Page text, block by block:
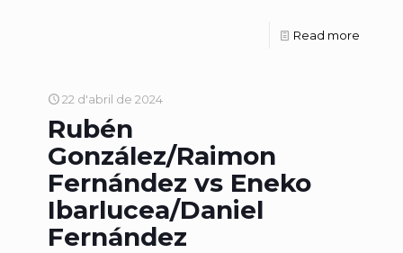
Read more
22 d'abril de 2024
Rubén
González/Raimon
Fernández vs Eneko
Ibarlucea/Daniel
Fernández